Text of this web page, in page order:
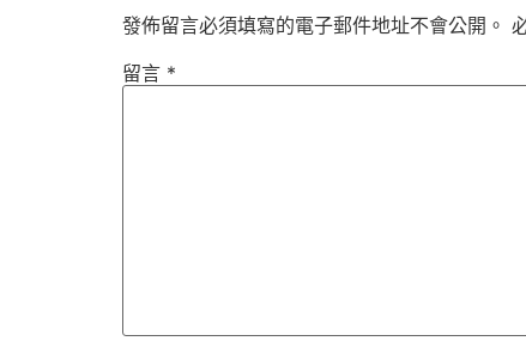
發佈留言必須填寫的電子郵件地址不會公開。
留言 *